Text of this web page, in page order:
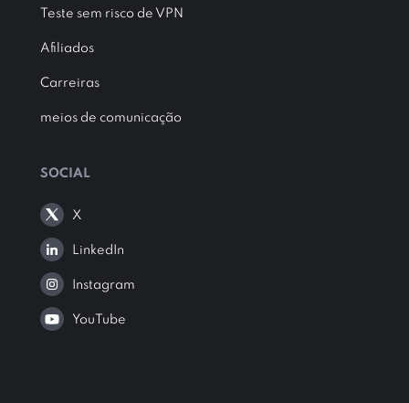
Teste sem risco de VPN
Afiliados
Carreiras
meios de comunicação
SOCIAL
X
LinkedIn
Instagram
YouTube